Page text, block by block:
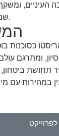
העיניים,
שמאפיינים את הסוכנות.
כסוכנות
ומתרגם
ביטחון,
במהירות עם מי
לפרוייקט